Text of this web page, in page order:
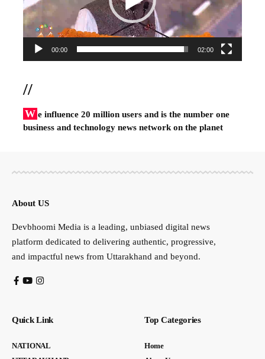
00:00 02:00
//
W e influence 20 million users and is the number one
business and technology news network on the planet
About US
Devbhoomi Media is a leading, unbiased digital news
platform dedicated to delivering authentic, progressive,
and impactful news from Uttarakhand and beyond.
Quick Link
NATIONAL
Top Categories
Home